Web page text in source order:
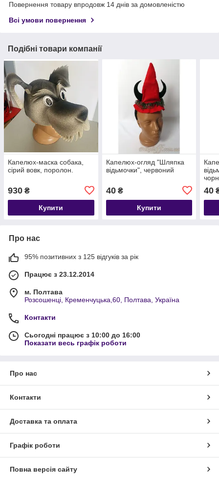
Повернення товару впродовж 14 днів за домовленістю
Всі умови повернення
Подібні товари компанії
Капелюх-маска собака,
сірий вовк, поролон.
930 ₴
Купити
Капелюх-огляд "Шляпка
відьмочки", червоний
40₴
Купити
40
Про нас
95% позитивних з 125 відгуків за рік
Працює з 23.12.2014
м. Полтава
Розсошенці, Кременчуцька,60, Полтава, Україна
Контакти
Сьогодні працює з 10:00 до 16:00
Показати весь графік роботи
Про нас
Контакти
Доставка та оплата
Графік роботи
Повна версія сайту